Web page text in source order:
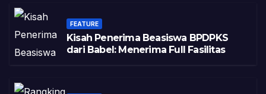
FEATURE
Kisah Penerima Beasiswa BPDPKS
dari Babel: Menerima Full Fasilitas